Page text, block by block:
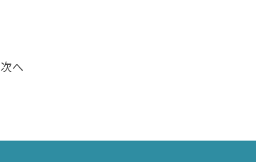
次へ